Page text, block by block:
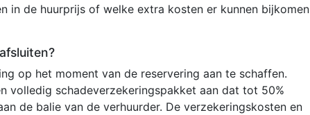
in de huurprijs of welke extra kosten er kunnen bijkomen
op het moment van de reservering aan te schaffen.
volledig schadeverzekeringspakket aan dat tot 50%
de balie van de verhuurder. De verzekeringskosten en